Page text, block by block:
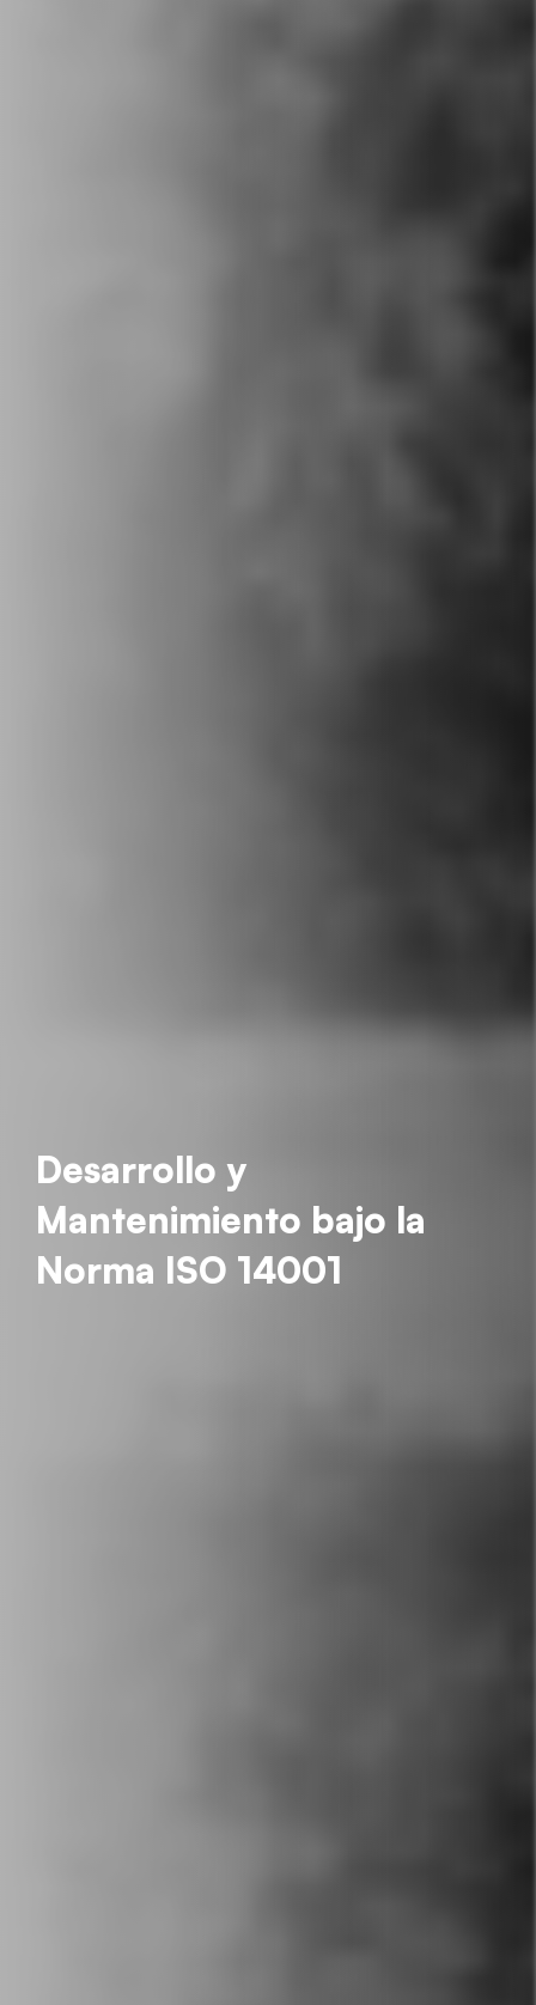
Desarrollo y
Mantenimiento bajo la
Norma ISO 14001